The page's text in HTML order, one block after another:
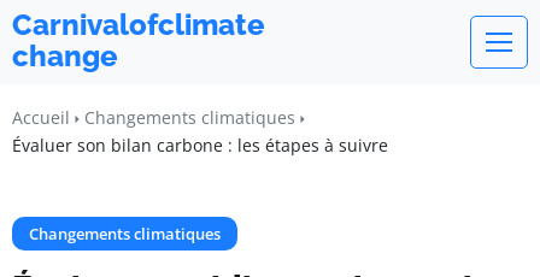
Carnivalofclimate
change
Accueil
Changements climatiques
Évaluer son bilan carbone : les étapes à suivre
Changements climatiques